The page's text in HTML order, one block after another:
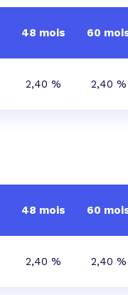
48 mois 60
2,40 % 2,40 %
48 mois 60
2,40 % 2,40 %